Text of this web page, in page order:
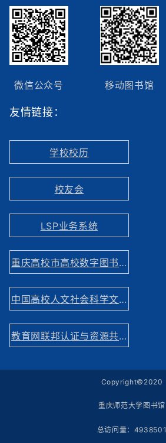
微信公众号 移动图书馆
友情链接：
学校校历
校友会
LSP业务系统
重庆高校市高校数字图书馆
中国高校人文社会科学文献中心
教育网联邦认证与资源共享基础设施网站
Copyright©2020
重庆师范大学图书馆
总访问量： 4938501